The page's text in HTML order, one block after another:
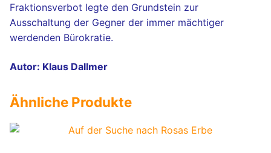
Fraktionsverbot legte den Grundstein zur
Ausschaltung der Gegner der immer mächtiger
werdenden Bürokratie.
Autor: Klaus Dallmer
Ähnliche Produkte